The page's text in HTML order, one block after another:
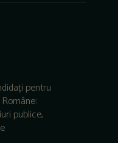
pentru
publice,